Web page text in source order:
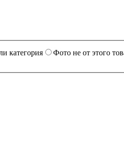
категория Фото не от этого